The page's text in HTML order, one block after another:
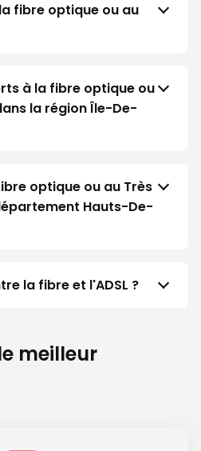
fibre optique ou au
à la fibre optique ou
la région Île-De-
optique ou au Très
Hauts-De-
la fibre et l'ADSL ?
meilleur